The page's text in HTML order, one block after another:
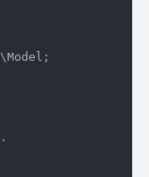
\Model ;